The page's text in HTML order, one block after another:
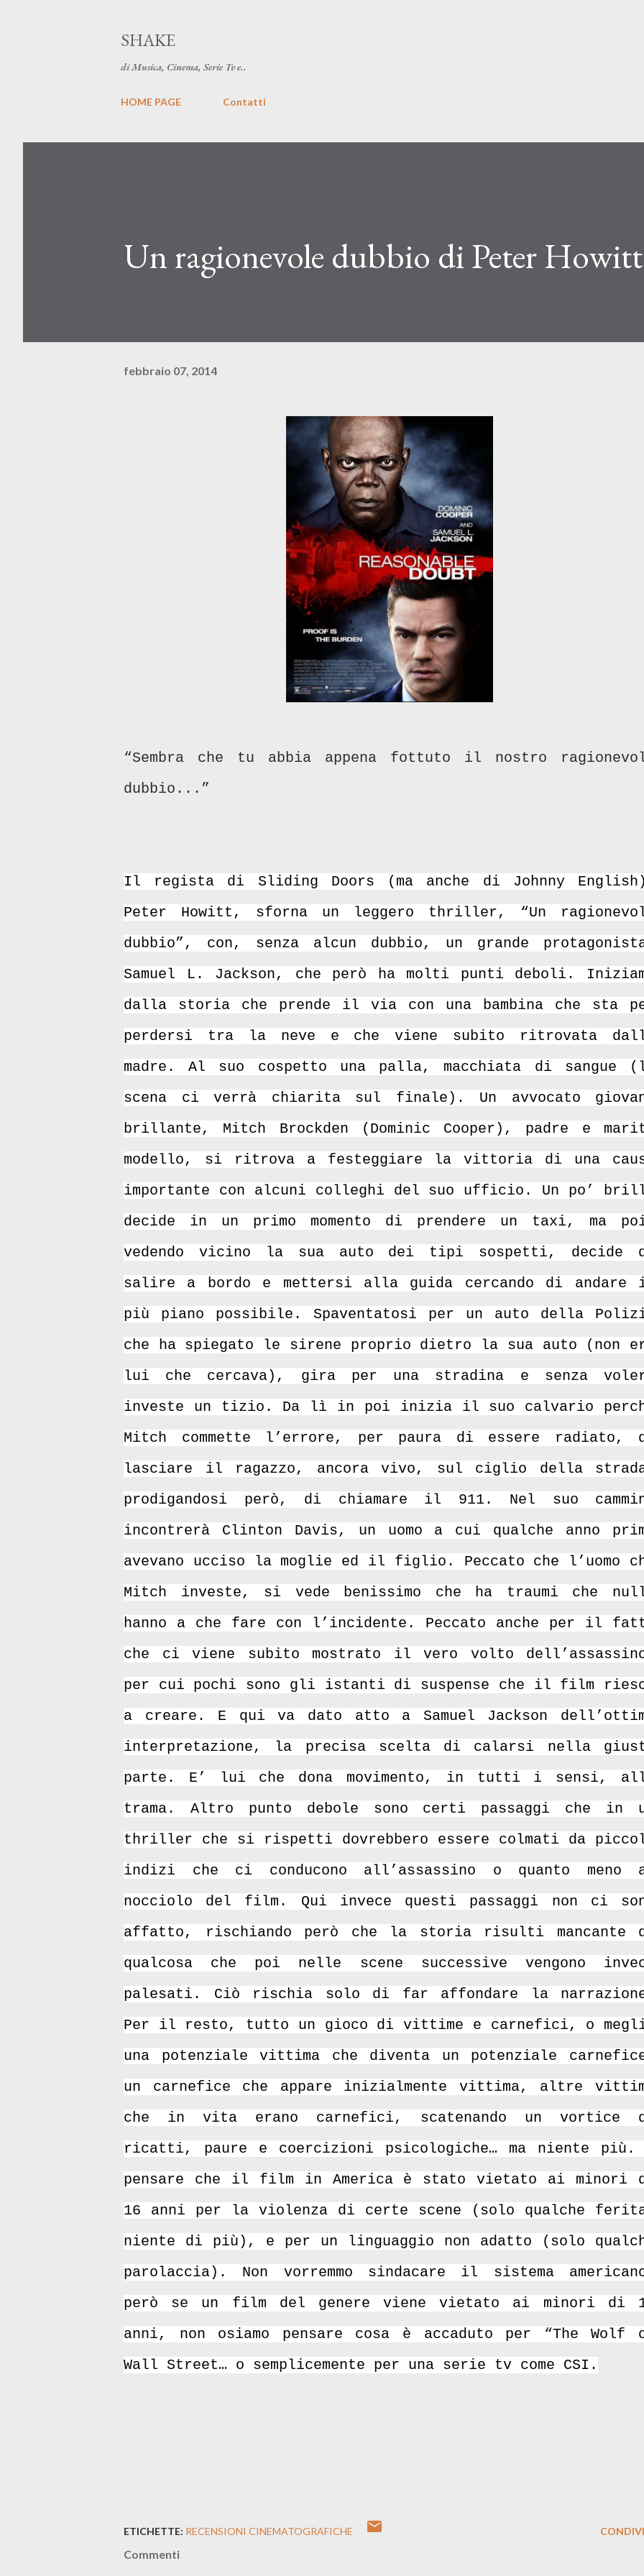
SHAKE
di Musica, Cinema, Serie Tv e..
HOME PAGE Contatti
Un ragionevole dubbio di Peter Howitt
febbraio 07, 2014
“Sembra che tu abbia appena fottuto il nostro
dubbio...”
Il regista di Sliding Doors (ma anche di Johnny
Peter Howitt, sforna un leggero thriller, “Un
dubbio”, con, senza alcun dubbio, un grande
Samuel L. Jackson, che però ha molti punti deboli.
dalla storia che prende il via con una bambina che sta
perdersi tra la neve e che viene subito ritrovata
madre. Al suo cospetto una palla, macchiata di sangue
scena ci verrà chiarita sul finale). Un avvocato
brillante, Mitch Brockden (Dominic Cooper), padre e
modello, si ritrova a festeggiare la vittoria di una
importante con alcuni colleghi del suo ufficio. Un po’
decide in un primo momento di prendere un taxi, ma
vedendo vicino la sua auto dei tipi sospetti, decide
salire a bordo e mettersi alla guida cercando di andare
più piano possibile. Spaventatosi per un auto della
che ha spiegato le sirene proprio dietro la sua auto (non
lui che cercava), gira per una stradina e senza
investe un tizio. Da lì in poi inizia il suo calvario
Mitch commette l’errore, per paura di essere radiato,
lasciare il ragazzo, ancora vivo, sul ciglio della
prodigandosi però, di chiamare il 911. Nel suo
incontrerà Clinton Davis, un uomo a cui qualche anno
avevano ucciso la moglie ed il figlio. Peccato che l’uomo
Mitch investe, si vede benissimo che ha traumi che
hanno a che fare con l’incidente. Peccato anche per il
che ci viene subito mostrato il vero volto
per cui pochi sono gli istanti di suspense che il film
a creare. E qui va dato atto a Samuel Jackson
interpretazione, la precisa scelta di calarsi nella
parte. E’ lui che dona movimento, in tutti i sensi,
trama. Altro punto debole sono certi passaggi che in
thriller che si rispetti dovrebbero essere colmati da
indizi che ci conducono all’assassino o quanto meno
nocciolo del film. Qui invece questi passaggi non ci
affatto, rischiando però che la storia risulti mancante
qualcosa che poi nelle scene successive vengono
palesati. Ciò rischia solo di far affondare la
Per il resto, tutto un gioco di vittime e carnefici, o
una potenziale vittima che diventa un potenziale
un carnefice che appare inizialmente vittima, altre
che in vita erano carnefici, scatenando un vortice
ricatti, paure e coercizioni psicologiche… ma niente più.
pensare che il film in America è stato vietato ai minori
16 anni per la violenza di certe scene (solo qualche
niente di più), e per un linguaggio non adatto (solo
parolaccia). Non vorremmo sindacare il sistema
però se un film del genere viene vietato ai minori di
anni, non osiamo pensare cosa è accaduto per “The Wolf
Wall Street… o semplicemente per una serie tv come CSI.
ETICHETTE: RECENSIONI CINEMATOGRAFICHE
Commenti